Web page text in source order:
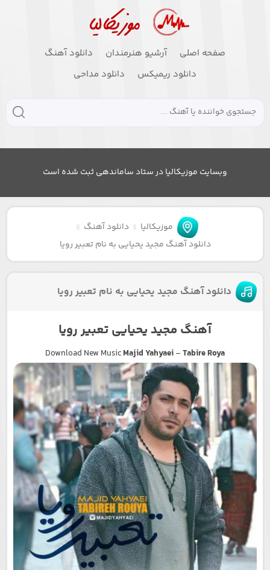
صفحه اصلی آرشیو هنرمندان
دانلود آهنگ
دانلود ریمیکس
دانلود مداحی
وبسایت موزیکالیا در ستاد ساماندهی ثبت شده است
موزیکالیا
دانلود آهنگ
دانلود آهنگ مجید یحیایی به نام تعبیر رویا
دانلود آهنگ مجید یحیایی به نام تعبیر رویا
آهنگ مجید یحیایی تعبیر رویا
Download New MusicMajid Yahyaei–Tabire Roya